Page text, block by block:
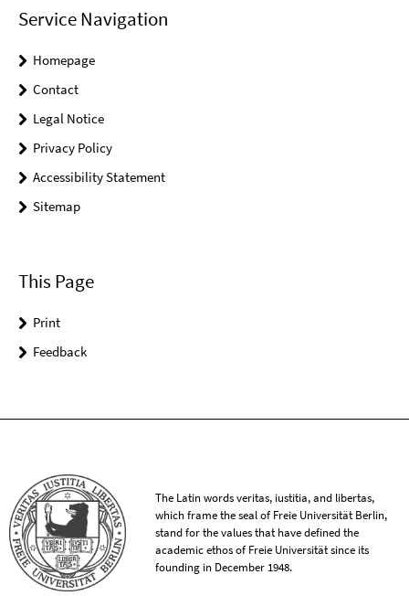
Service Navigation
Homepage
Contact
Legal Notice
Privacy Policy
Accessibility Statement
Sitemap
This Page
Print
Feedback
The Latin words veritas, iustitia, and libertas,
which frame the seal of Freie Universität Berlin,
stand for the values that have defined the
academic ethos of Freie Universität since its
founding in December 1948.